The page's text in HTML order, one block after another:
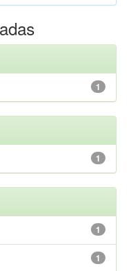
1
1
1
1